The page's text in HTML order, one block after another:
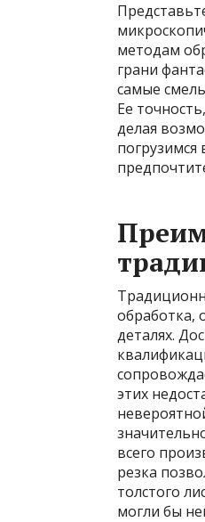
методам
грани
самые
Ее
делая
обработка,
деталях.
этих
всего
резка
толстого
могли бы